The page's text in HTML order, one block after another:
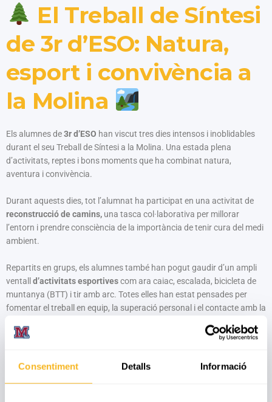
Consentiment Detalls Informació
El Treball de Síntesi
de 3r d’ESO: Natura,
esport i convivència a
la Molina
Els alumnes de3r d’ESO han viscut tres dies intensos i inoblidables
durant el seu Treball de Síntesi a la Molina. Una estada plena
d’activitats, reptes i bons moments que ha combinat natura,
aventura i convivència.
Durant aquests dies, tot l’alumnat ha participat en una activitat de
reconstrucció de camins, una tasca col·laborativa per millorar
l’entorn i prendre consciència de la importància de tenir cura del medi
ambient.
Repartits en grups, els alumnes també han pogut gaudir d’un ampli
ventall d’activitatsesportivescom ara caiac, escalada, bicicleta de
muntanya (BTT) i tir amb arc. Totes elles han estat pensades per
fomentar el treball en equip, la superació personal i el contacte amb la
casolà, variat i molt bo, que ha ajudat a recuperar forces després de